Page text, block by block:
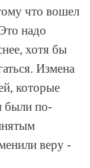
что вошел
надо
хотя бы
Измена
которые
были по-
веру -